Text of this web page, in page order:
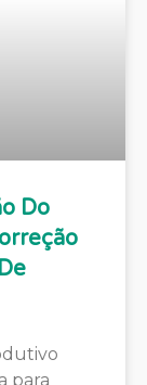
Do
para